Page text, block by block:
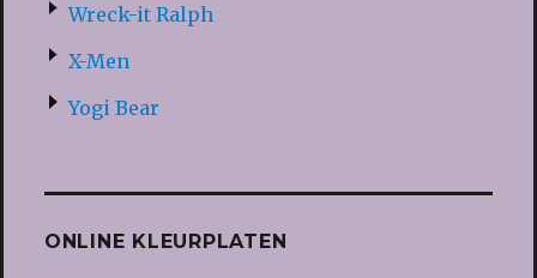
Wreck-it Ralph
X-Men
Yogi Bear
ONLINE KLEURPLATEN